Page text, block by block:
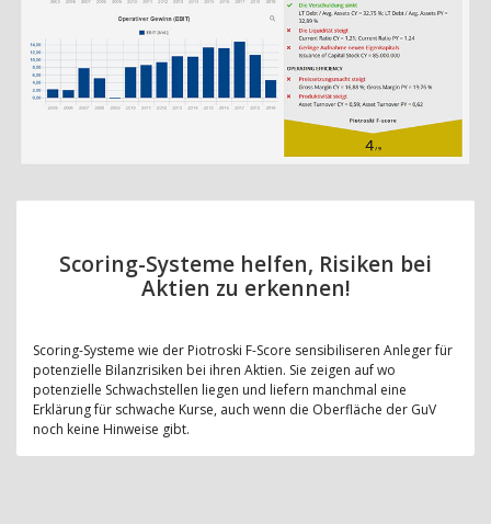
Scoring-Systeme helfen, Risiken bei
Aktien zu erkennen!
Scoring-Systeme wie der Piotroski F-Score sensibiliseren Anleger für
potenzielle Bilanzrisiken bei ihren Aktien. Sie zeigen auf wo
potenzielle Schwachstellen liegen und liefern manchmal eine
Erklärung für schwache Kurse, auch wenn die Oberfläche der GuV
noch keine Hinweise gibt.